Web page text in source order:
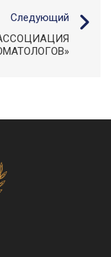
Следующий